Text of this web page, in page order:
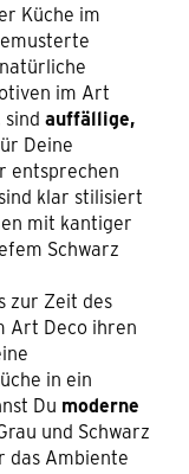
Küche im
im Art
auffällige,
Deine
entsprechen
klar stilisiert
mit kantiger
Schwarz
zur Zeit des
Art Deco ihren
in ein
Du moderne
und Schwarz
das Ambiente